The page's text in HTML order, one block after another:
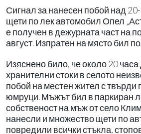
Сигнал за нанесен побой над
щети по лек автомобил Опел
е получен в дежурната част на
август. Изпратен на място бил
Изяснено било, че около 20 часа
хранителни стоки в селото
побой на местен жител с твърди
юмруци. Мъжът бил в паркиран
собственост на мъж от село
нанесли и множество щети по
повредили всички стъкла,